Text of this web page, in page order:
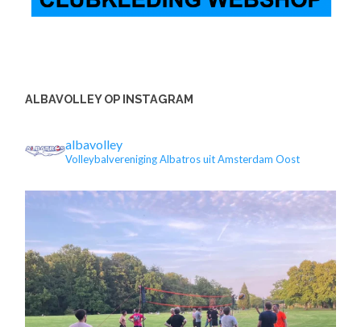
ALBAVOLLEY OP INSTAGRAM
albavolley
Volleybalvereniging Albatros uit Amsterdam Oost